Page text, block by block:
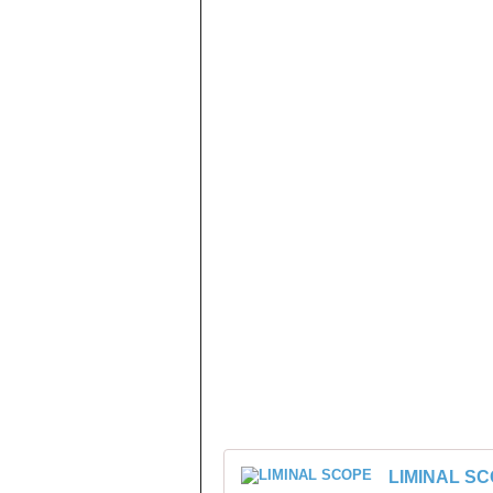
LIMINAL